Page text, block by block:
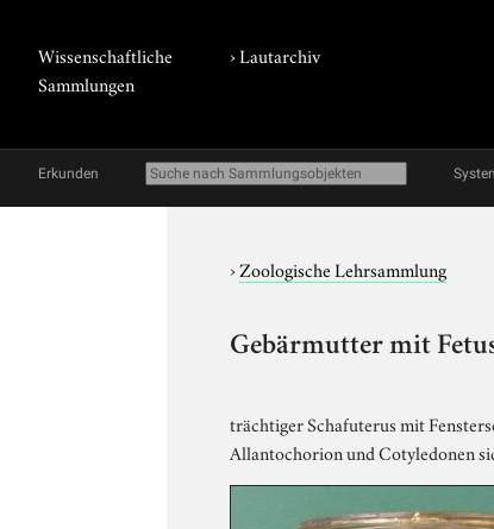
Wissenschaftliche
Sammlungen
›Lautarchiv
Erkunden
›Zoologische Lehrsammlung
Gebärmutter mit
trächtiger Schafuterus mit
Allantochorion und Cotyledonen